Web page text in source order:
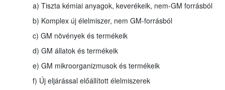
a) Tiszta kémiai anyagok, keverékeik, nem-GM forrásból
b) Komplex új élelmiszer, nem GM-forrásból
c) GM növények és termékeik
d) GM állatok és termékeik
e) GM mikroorganizmusok és termékeik
f) Új eljárással előállított élelmiszerek